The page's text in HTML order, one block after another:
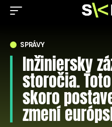
SPRÁVY
Inžiniersky
storočia.
skoro
zmení